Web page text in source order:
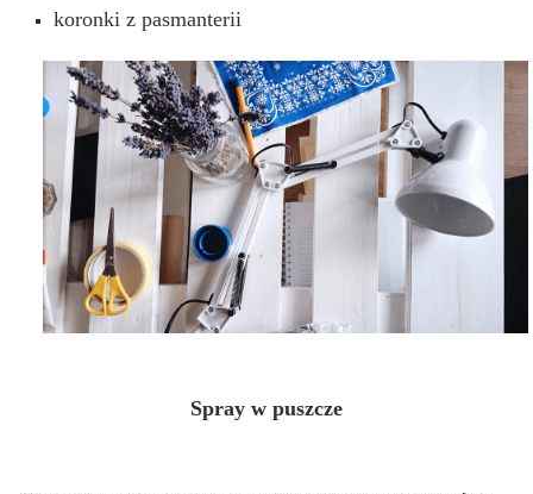
koronki z pasmanterii
Spray w puszcze